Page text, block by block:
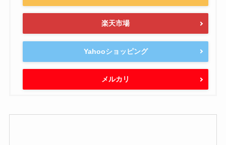
楽天市場
Yahooショッピング
メルカリ